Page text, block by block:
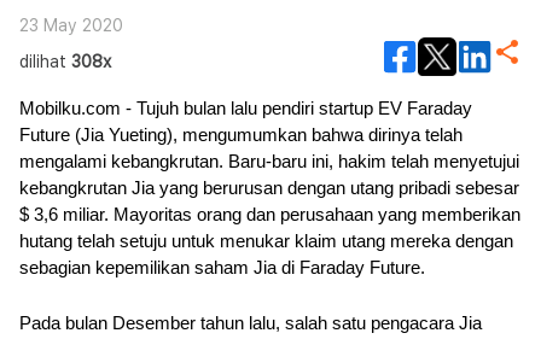
23 May 2020
dilihat 308x
Mobilku.com - Tujuh bulan lalu pendiri startup EV Faraday
Future (Jia Yueting), mengumumkan bahwa dirinya telah
mengalami kebangkrutan. Baru-baru ini, hakim telah menyetujui
kebangkrutan Jia yang berurusan dengan utang pribadi sebesar
$ 3,6 miliar. Mayoritas orang dan perusahaan yang memberikan
hutang telah setuju untuk menukar klaim utang mereka dengan
sebagian kepemilikan saham Jia di Faraday Future.
Pada bulan Desember tahun lalu, salah satu pengacara Jia